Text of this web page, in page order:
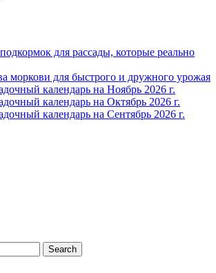
для рассады, которые реально
моркови для быстрого и дружного урожая
календарь на Ноябрь 2026 г.
календарь на Октябрь 2026 г.
календарь на Сентябрь 2026 г.